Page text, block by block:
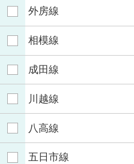
外房線
相模線
成田線
川越線
八高線
五日市線